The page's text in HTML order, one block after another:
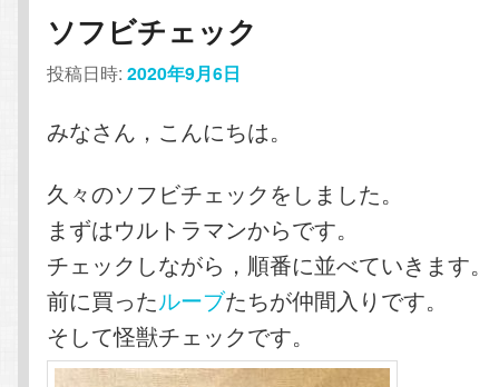
ン
テ
ツ
移
テ
ン
へ
動
ソフビチェック
投稿日時:2020年9月6日
みなさん，こんにちは。
久々のソフビチェックをしました。
まずはウルトラマンからです。
チェックしながら，順番に並べていきます。
前に買ったルーブたちが仲間入りです。
そして怪獣チェックです。